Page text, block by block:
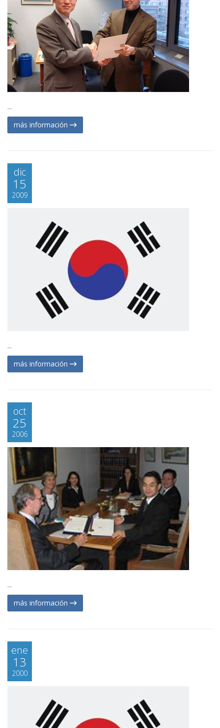
...
más información
dic
15
2009
...
más información
oct
25
2006
...
más información
ene
13
2000